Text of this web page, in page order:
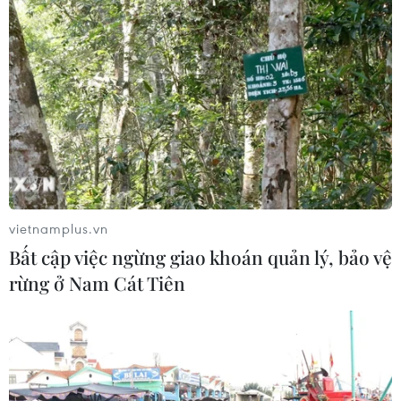
vietnamplus.vn
Bất cập việc ngừng giao khoán quản lý, bảo vệ
rừng ở Nam Cát Tiên